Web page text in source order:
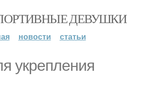
ДЕВУШКИ
новости статьи
укрепления